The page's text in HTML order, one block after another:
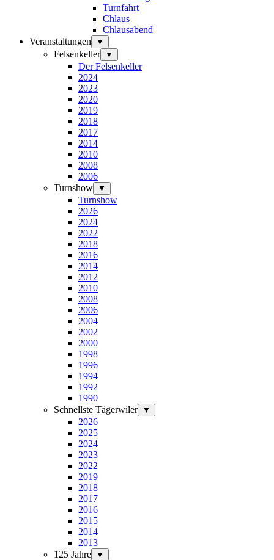
Turnfahrt
Chlaus
Chlausabend
Veranstaltungen
▼
Felsenkeller ▼
Der Felsenkeller
2024
2023
2020
2019
2018
2017
2014
2010
2008
2006
Turnshow
▼
Turnshow
2026
2024
2022
2018
2016
2014
2012
2010
2008
2006
2004
2002
2000
1998
1996
1994
1992
1990
Schnellste Tägerwiler
▼
2026
2025
2024
2023
2022
2019
2018
2017
2016
2015
2014
2013
125 Jahre
▼